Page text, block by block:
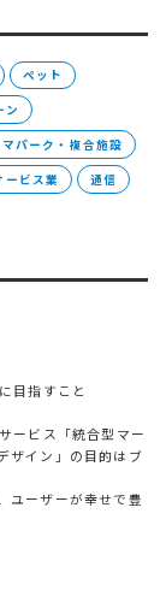
ペット
ン
パーク・複合施設
ービス業 通信
目指すこと
ービス「統合型マー
ザイン」の目的はブ
ユーザーが幸せで豊